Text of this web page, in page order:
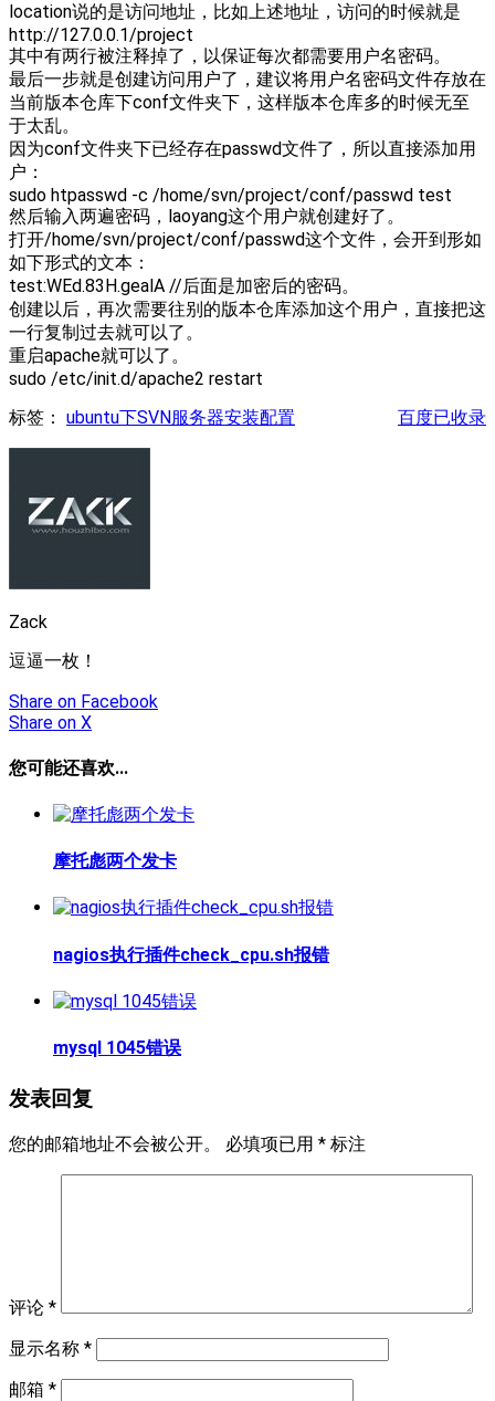
location说的是访问地址，比如上述地址，访问的时候就是
http://127.0.0.1/project
其中有两行被注释掉了，以保证每次都需要用户名密码。
最后一步就是创建访问用户了，建议将用户名密码文件存放在
当前版本仓库下conf文件夹下，这样版本仓库多的时候无至
于太乱。
因为conf文件夹下已经存在passwd文件了，所以直接添加用
户：
sudo htpasswd -c /home/svn/project/conf/passwd test
然后输入两遍密码，laoyang这个用户就创建好了。
打开/home/svn/project/conf/passwd这个文件，会开到形如
如下形式的文本：
test:WEd.83H.gealA //后面是加密后的密码。
创建以后，再次需要往别的版本仓库添加这个用户，直接把这
一行复制过去就可以了。
重启apache就可以了。
sudo /etc/init.d/apache2 restart
百度已收录
标签： ubuntu下SVN服务器安装配置
Zack
逗逼一枚！
Share on Facebook
Share on X
您可能还喜欢...
摩托彪两个发卡
nagios执行插件check_cpu.sh报错
mysql 1045错误
发表回复
您的邮箱地址不会被公开。 必填项已用 * 标注
评论 *
显示名称 *
邮箱 *